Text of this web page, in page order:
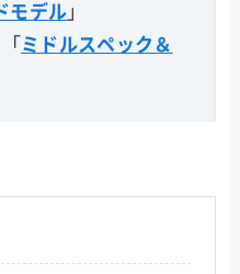
モデル 」
ミドルスペック＆